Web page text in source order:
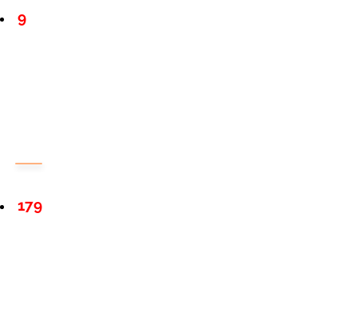
9
179